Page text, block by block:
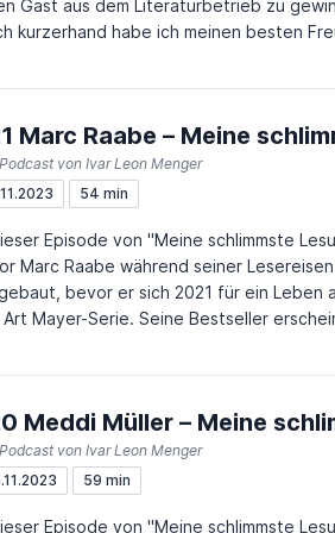
Gast aus dem Literaturbetrieb zu
kurzerhand habe ich meinen besten
(Kikeriki Theater, Comedy
Harz auf Instagram Die Flo-Show auf Youtube Das Kikeriki-Theater in
Webseite
Marc Raabe – Meine
von Ivar Leon Menger
54 min
Episode von "Meine schlimmste
Raabe während seiner Lesereisen hatte. MARC RAABE hat eine TV- und
bevor er sich 2021 für ein Leben
Mayer-Serie. Seine Bestseller
mit Tiefe. So wie seine
Meddi Müller – Meine
von Ivar Leon Menger
59 min
Episode von "Meine schlimmste